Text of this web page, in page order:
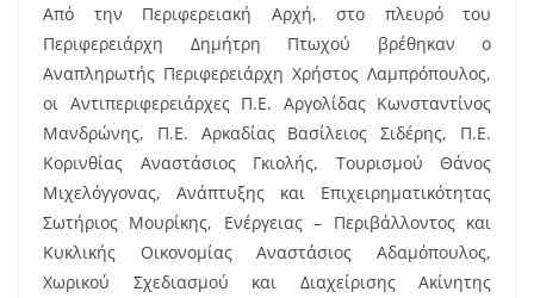
Από την Περιφερειακή Αρχή, στο πλευρό του
Περιφερειάρχη Δημήτρη Πτωχού βρέθηκαν ο
Αναπληρωτής Περιφερειάρχη Χρήστος Λαμπρόπουλος,
οι Αντιπεριφερειάρχες Π.Ε. Αργολίδας Κωνσταντίνος
Μανδρώνης, Π.Ε. Αρκαδίας Βασίλειος Σιδέρης, Π.Ε.
Κορινθίας Αναστάσιος Γκιολής, Τουρισμού Θάνος
Μιχελόγγονας, Ανάπτυξης και Επιχειρηματικότητας
Σωτήριος Μουρίκης, Ενέργειας – Περιβάλλοντος και
Κυκλικής Οικονομίας Αναστάσιος Αδαμόπουλος,
Χωρικού Σχεδιασμού και Διαχείρισης Ακίνητης